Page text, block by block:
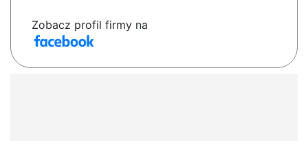
Zobacz profil firmy na